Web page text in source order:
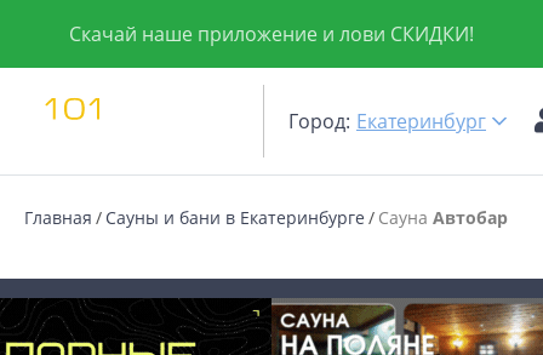
Скачай наше приложение и лови СКИДКИ!
Город: Екатеринбург
Главная Сауны и бани в Екатеринбурге Сауна Автобар